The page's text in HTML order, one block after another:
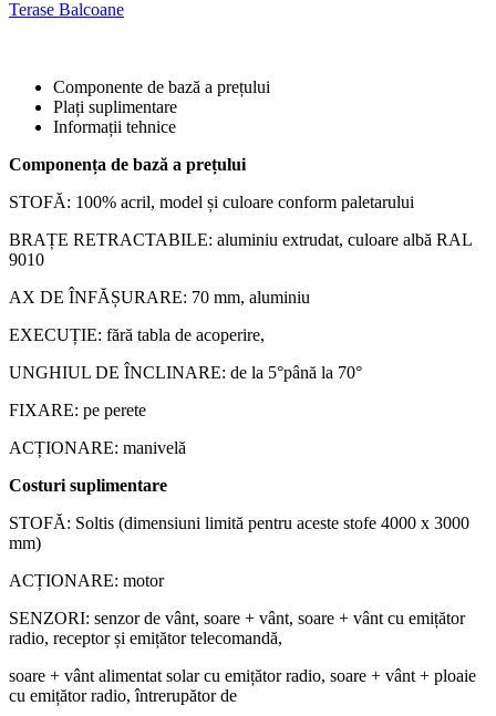
Terase Balcoane
Componente de bază a prețului
Plați suplimentare
Informații tehnice
Componența de bază a prețului
STOFĂ: 100% acril, model și culoare conform paletarului
BRAȚE RETRACTABILE: aluminiu extrudat, culoare albă RAL
9010
AX DE ÎNFĂȘURARE: 70 mm, aluminiu
EXECUȚIE: fără tabla de acoperire,
UNGHIUL DE ÎNCLINARE: de la 5°până la 70°
FIXARE: pe perete
ACȚIONARE: manivelă
Costuri suplimentare
STOFĂ: Soltis (dimensiuni limită pentru aceste stofe 4000 x 3000
mm)
ACȚIONARE: motor
SENZORI: senzor de vânt, soare + vânt, soare + vânt cu emițător
radio, receptor și emițător telecomandă,
soare + vânt alimentat solar cu emițător radio, soare + vânt + ploaie
cu emițător radio, întrerupător de